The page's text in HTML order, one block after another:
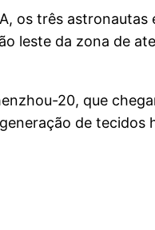
os três astronautas
leste da zona de
20, que
de tecidos